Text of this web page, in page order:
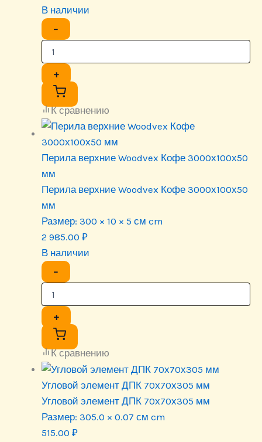
В наличии
−
+
К сравнению
Перила верхние Woodvex Кофе 3000х100х50
мм
Перила верхние Woodvex Кофе 3000х100х50
мм
Размер: 300 × 10 × 5 см cm
2 985.00 ₽
В наличии
−
+
К сравнению
Угловой элемент ДПК 70х70х305 мм
Угловой элемент ДПК 70х70х305 мм
Размер: 305.0 × 0.07 см cm
515.00 ₽